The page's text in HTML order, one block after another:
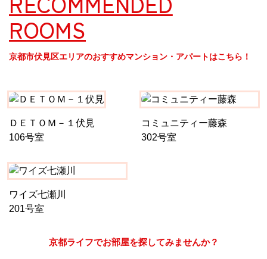
ROOMS
京都市伏見区エリアのおすすめマンション・アパートはこちら！
ＤＥＴＯＭ－１伏見
106号室
コミュニティー藤森
302号室
ワイズ七瀬川
201号室
京都ライフでお部屋を探してみませんか？